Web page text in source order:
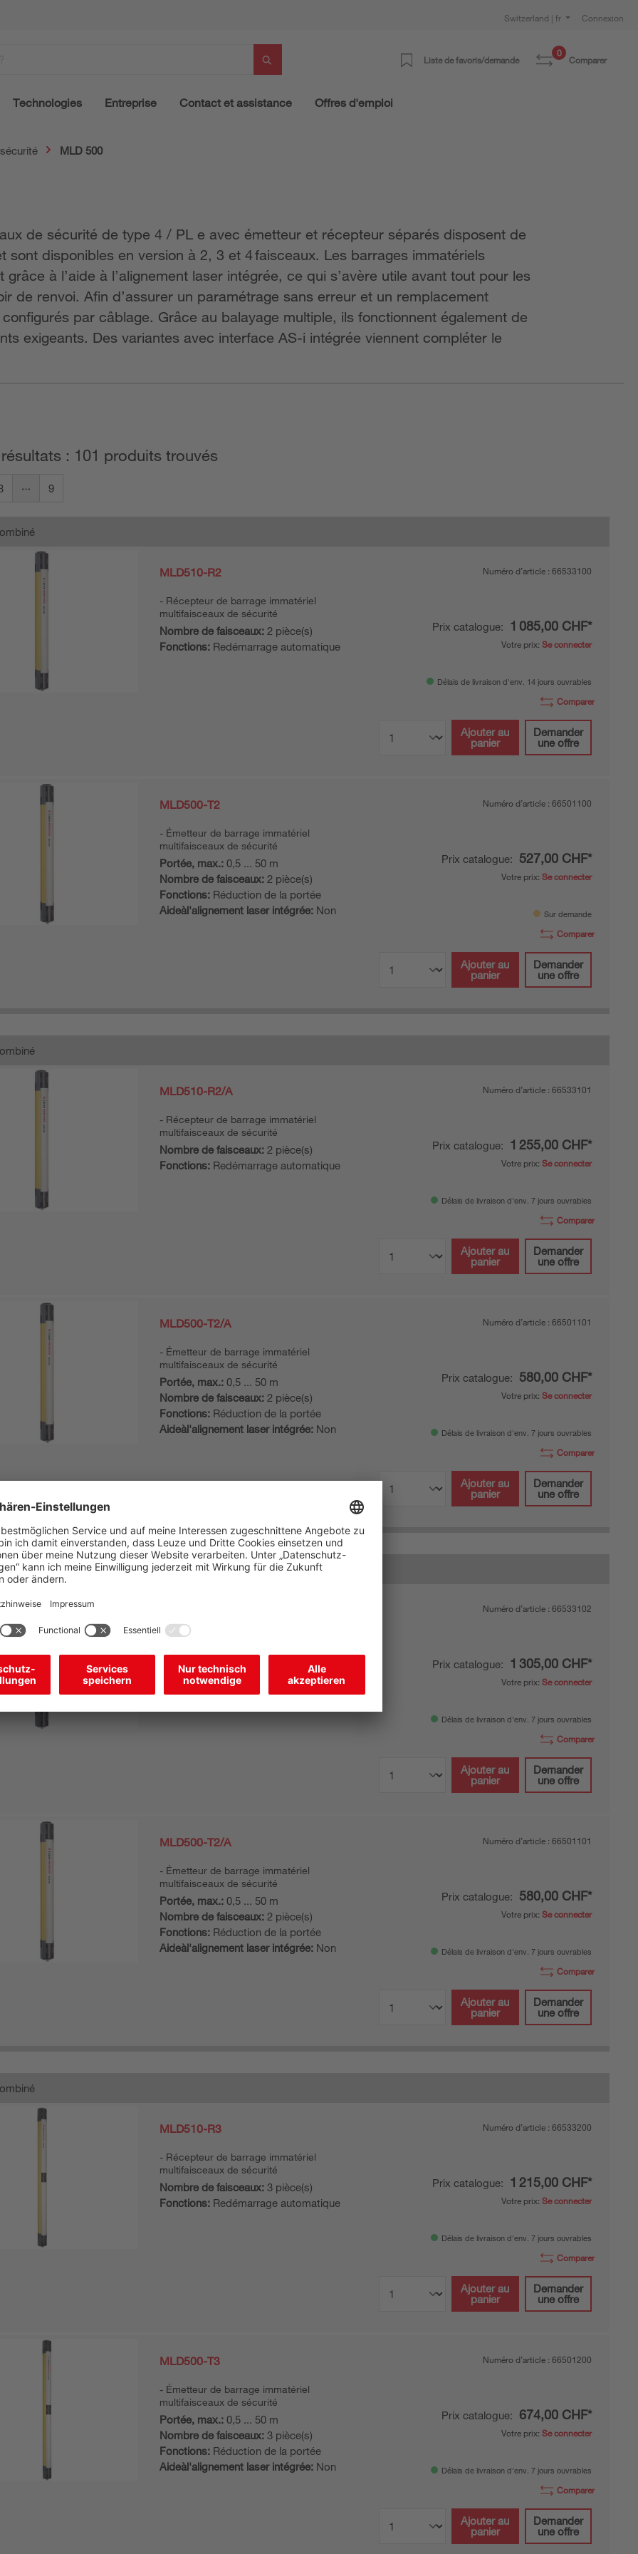
Switzerland | fr Connexion
Liste de favoris/demande
0
Comparer
Technologies Entreprise Contact et assistance Offres d'emploi
MLD 500
de sécurité de type 4 / PL e avec émetteur et récepteur séparés disposent de
sont disponibles en version à 2, 3 et 4 faisceaux. Les barrages immatériels
à l’aide à l’alignement laser intégrée, ce qui s’avère utile avant tout pour les
de renvoi. Afin d’assurer un paramétrage sans erreur et un remplacement
par câblage. Grâce au balayage multiple, ils fonctionnent également de
exigeants. Des variantes avec interface AS-i intégrée viennent compléter le
: 101 produits trouvés
9
MLD510-R2
Récepteur de barrage immatériel
multifaisceaux de sécurité
Nombre de faisceaux: 2 pièce(s)
Fonctions: Redémarrage automatique
Numéro d’article : 66533100
Prix catalogue: 1 085,00 CHF*
Votre prix: Se connecter
Délais de livraison d'env. 14 jours ouvrables
Comparer
Ajouter au
panier
Demander
une offre
MLD500-T2
Émetteur de barrage immatériel
multifaisceaux de sécurité
Portée, max.: 0,5 ... 50 m
Nombre de faisceaux: 2 pièce(s)
Fonctions: Réduction de la portée
Aideàl'alignement laser intégrée: Non
Numéro d’article : 66501100
Prix catalogue: 527,00 CHF*
Votre prix: Se connecter
Sur demande
Comparer
Ajouter au
panier
Demander
une offre
MLD510-R2/A
Récepteur de barrage immatériel
multifaisceaux de sécurité
Nombre de faisceaux: 2 pièce(s)
Fonctions: Redémarrage automatique
Numéro d’article : 66533101
Prix catalogue: 1 255,00 CHF*
Votre prix: Se connecter
Délais de livraison d'env. 7 jours ouvrables
Comparer
Ajouter au
panier
Demander
une offre
MLD500-T2/A
Émetteur de barrage immatériel
multifaisceaux de sécurité
Portée, max.: 0,5 ... 50 m
Nombre de faisceaux: 2 pièce(s)
Fonctions: Réduction de la portée
Aideàl'alignement laser intégrée: Non
Numéro d’article : 66501101
Prix catalogue: 580,00 CHF*
Votre prix: Se connecter
Délais de livraison d'env. 7 jours ouvrables
Comparer
Ajouter au
panier
Demander
une offre
Récepteur de barrage immatériel
Nombre de faisceaux:
2 pièce(s)
Fonctions:Redémarrage automatique
Numéro d’article : 66533102
Prix catalogue: 1 305,00 CHF*
Votre prix: Se connecter
Délais de livraison d'env. 7 jours ouvrables
Comparer
Ajouter au
panier
Demander
une offre
MLD500-T2/A
Émetteur de barrage immatériel
multifaisceaux de sécurité
Portée, max.: 0,5 ... 50 m
Nombre de faisceaux: 2 pièce(s)
Fonctions: Réduction de la portée
Aideàl'alignement laser intégrée: Non
Numéro d’article : 66501101
Prix catalogue: 580,00 CHF*
Votre prix: Se connecter
Délais de livraison d'env. 7 jours ouvrables
Comparer
Ajouter au
panier
Demander
une offre
MLD510-R3
Récepteur de barrage immatériel
multifaisceaux de sécurité
Nombre de faisceaux: 3 pièce(s)
Fonctions: Redémarrage automatique
Numéro d’article : 66533200
Prix catalogue: 1 215,00 CHF*
Votre prix: Se connecter
Délais de livraison d'env. 7 jours ouvrables
Comparer
Ajouter au
panier
Demander
une offre
MLD500-T3
Émetteur de barrage immatériel
multifaisceaux de sécurité
Portée, max.: 0,5 ... 50 m
Nombre de faisceaux: 3 pièce(s)
Fonctions: Réduction de la portée
Aideàl'alignement laser intégrée: Non
Numéro d’article : 66501200
Prix catalogue: 674,00 CHF*
Votre prix: Se connecter
Délais de livraison d'env. 7 jours ouvrables
Comparer
Ajouter au
panier
Demander
une offre